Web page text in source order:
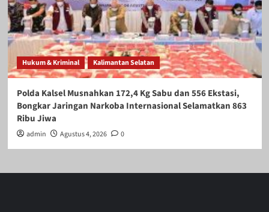
Hukum & Kriminal Kalimantan Selatan
Polda Kalsel Musnahkan 172,4 Kg Sabu dan 556 Ekstasi,
Bongkar Jaringan Narkoba Internasional Selamatkan 863
Ribu Jiwa
admin Agustus 4, 2026 0